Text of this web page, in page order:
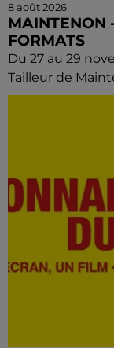
8 août 2026
MAINTENON
FORMATS
Du 27 au 29
Tailleur de